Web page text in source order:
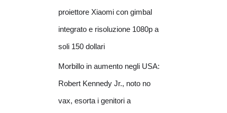
proiettore Xiaomi con gimbal
integrato e risoluzione 1080p a
soli 150 dollari
Morbillo in aumento negli USA:
Robert Kennedy Jr., noto no
vax, esorta i genitori a